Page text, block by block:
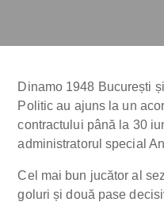
Dinamo 1948 București
Politic au ajuns la un
contractului până la 30
administratorul special
Cel mai bun jucător al
goluri și două pase